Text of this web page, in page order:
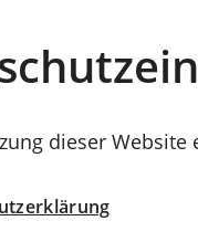
dieser Website